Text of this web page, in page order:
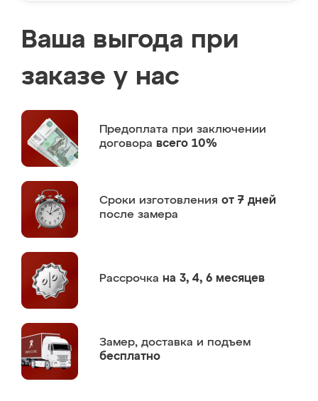
Ваша выгода при
заказе у нас
Предоплата при заключении
договора всего 10%
Сроки изготовления от 7 дней
после замера
Рассрочка на 3, 4, 6 месяцев
Замер, доставка и подъем
бесплатно